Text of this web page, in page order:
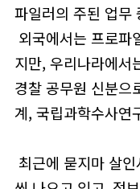
파일러의 주된 업무
외국에서는 프로파
지만, 우리나라에서
경찰 공무원 신분으
계, 국립과학수사연
최근에 묻지마 살